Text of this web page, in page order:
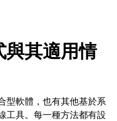
與其適用情
型軟體，也有其他基於系
工具。每一種方法都有設